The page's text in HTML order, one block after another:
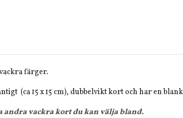
färger.
(ca 15 x 15 cm), dubbelvikt kort och har en
andra vackra kort du kan välja bland.